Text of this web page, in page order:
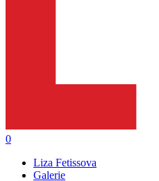
0
Liza Fetissova
Galerie